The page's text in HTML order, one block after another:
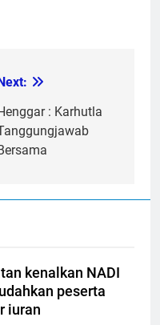
: Karhutla
kenalkan NADI
peserta
iuran